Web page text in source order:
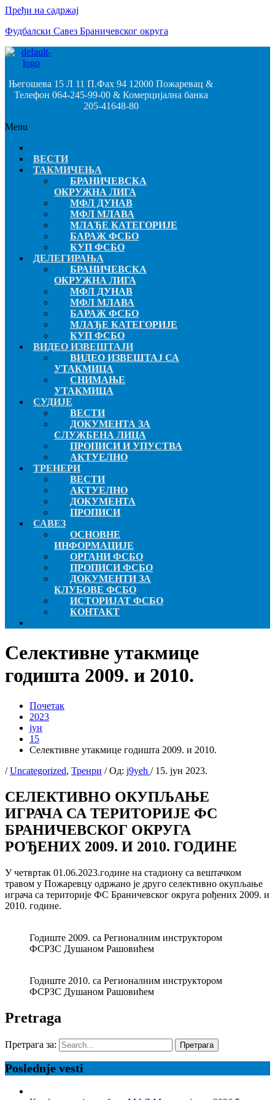
Пређи на садржај
Фудбалски Савез Браничевског округа
Његошева 15 Л 11 П.Фах 94 12000 Пожаревац &
Телефон 064-245-99-00 & Комерцијална банка
205-41648-80
Menu
ВЕСТИ
ТАКМИЧЕЊА
БРАНИЧЕВСКА
ОКРУЖНА ЛИГА
МФЛ ДУНАВ
МФЛ МЛАВА
МЛАЂЕ КАТЕГОРИЈЕ
БАРАЖ ФСБО
КУП ФСБО
ДЕЛЕГИРАЊА
БРАНИЧЕВСКА
ОКРУЖНА ЛИГА
МФЛ ДУНАВ
МФЛ МЛАВА
БАРАЖ ФСБО
МЛАЂЕ КАТЕГОРИЈЕ
КУП ФСБО
ВИДЕО ИЗВЕШТАЈИ
ВИДЕО ИЗВЕШТАЈ СА
УТАКМИЦА
СНИМАЊЕ
УТАКМИЦА
СУДИЈЕ
ВЕСТИ
ДОКУМЕНТА ЗА
СЛУЖБЕНА ЛИЦА
ПРОПИСИ И УПУСТВА
АКТУЕЛНО
ТРЕНЕРИ
ВЕСТИ
АКТУЕЛНО
ДОКУМЕНТА
ПРОПИСИ
САВЕЗ
ОСНОВНЕ
ИНФОРМАЦИЈЕ
ОРГАНИ ФСБО
ПРОПИСИ ФСБО
ДОКУМЕНТИ ЗА
КЛУБОВЕ ФСБО
ИСТОРИЈАТ ФСБО
КОНТАКТ
Селективне утакмице
годишта 2009. и 2010.
Почетак
2023
јун
15
Селективне утакмице годишта 2009. и 2010.
/Uncategorized, Тренри / Од: j9yeh / 15. јун 2023.
СЕЛЕКТИВНО ОКУПЉАЊЕ
ИГРАЧА СА ТЕРИТОРИЈЕ ФС
БРАНИЧЕВСКОГ ОКРУГА
РОЂЕНИХ 2009. И 2010. ГОДИНЕ
У четвртак 01.06.2023.године на стадиону са вештачком
травом у Пожаревцу одржано је друго селективно окупљање
играча са територије ФС Браничевског округа рођених 2009. и
2010. године.
Годиште 2009. са Регионалним инструктором
ФСРЗС Душаном Рашовићем
Годиште 2010. са Регионалним инструктором
ФСРЗС Душаном Рашовићем
Pretraga
Претрага за:
Poslednje vesti